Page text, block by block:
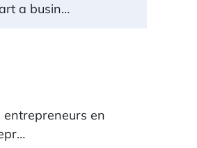
a busin…
en